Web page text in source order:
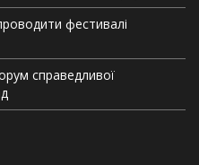
фестивалі
справедливої